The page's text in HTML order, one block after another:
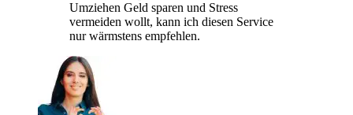
Umziehen Geld sparen und Stress
vermeiden wollt, kann ich diesen Service
nur wärmstens empfehlen.